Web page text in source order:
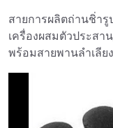
สายการผลิตถ่านชิ่า
เครื่องผสมตัวประสา
พร้อมสายพานลำเลีย